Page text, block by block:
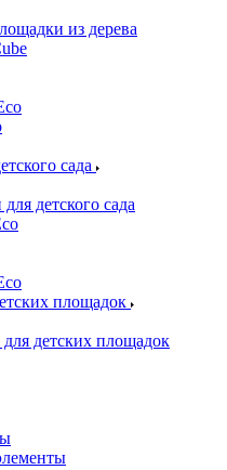
из дерева
сада
детского сада
площадок
детских площадок